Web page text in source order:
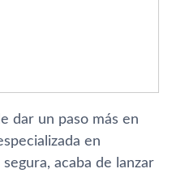
dar un paso más en
en
acaba de lanzar